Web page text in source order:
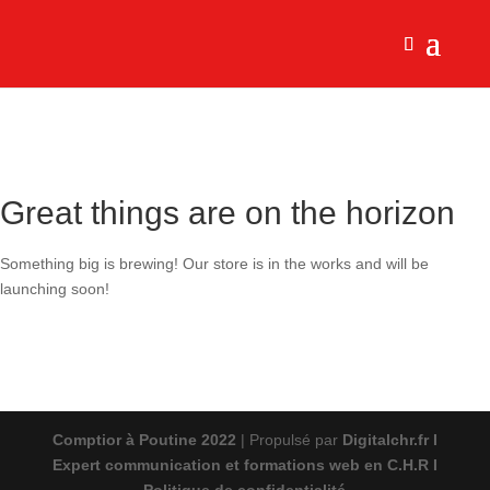
Great things are on the horizon
Something big is brewing! Our store is in the works and will be
launching soon!
Comptior à Poutine 2022 | Propulsé par Digitalchr.fr I
Expert communication et formations web en C.H.R I